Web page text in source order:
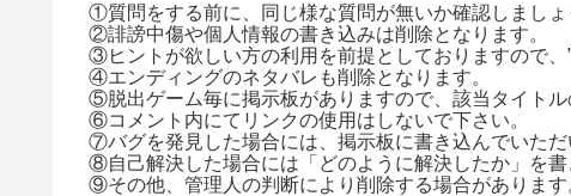
①質問をする前に、同じ様な質問が無いか確認しましょ
②誹謗中傷や個人情報の書き込みは削除となります。
③ヒントが欲しい方の利用を前提としておりますので、
④エンディングのネタバレも削除となります。
⑤脱出ゲーム毎に掲示板がありますので、該当タイトル
⑥コメント内にてリンクの使用はしないで下さい。
⑦バグを発見した場合には、掲示板に書き込んでいただ
⑧自己解決した場合には「どのように解決したか」を書
⑨その他、管理人の判断により削除する場合があります